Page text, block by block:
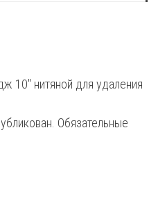
10″ нитяной для удаления
Обязательные